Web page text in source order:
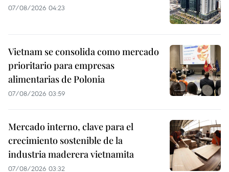
07/08/2026 04:23
Vietnam se consolida como mercado
prioritario para empresas
alimentarias de Polonia
07/08/2026 03:59
Mercado interno, clave para el
crecimiento sostenible de la
industria maderera vietnamita
07/08/2026 03:32